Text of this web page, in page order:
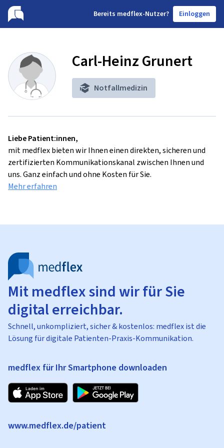
Bereits medflex-Nutzer? Einloggen
Carl-Heinz Grunert
Notfallmedizin
Liebe Patient:innen,
mit medflex bieten wir Ihnen einen direkten, sicheren und
zertifizierten Kommunikationskanal zwischen Ihnen und
uns. Ganz einfach und ohne Kosten für Sie.
Mehr erfahren
Mit medflex sind wir für Sie
digital erreichbar.
Schnell, unkompliziert, sicher & kostenlos: medflex ist die
Lösung für digitale Patienten-Praxis-Kommunikation.
medflex für Ihr Smartphone downloaden
www.medflex.de/patient